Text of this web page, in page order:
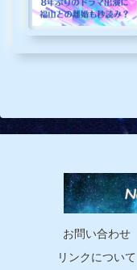
お問い合わせ
リンクについて